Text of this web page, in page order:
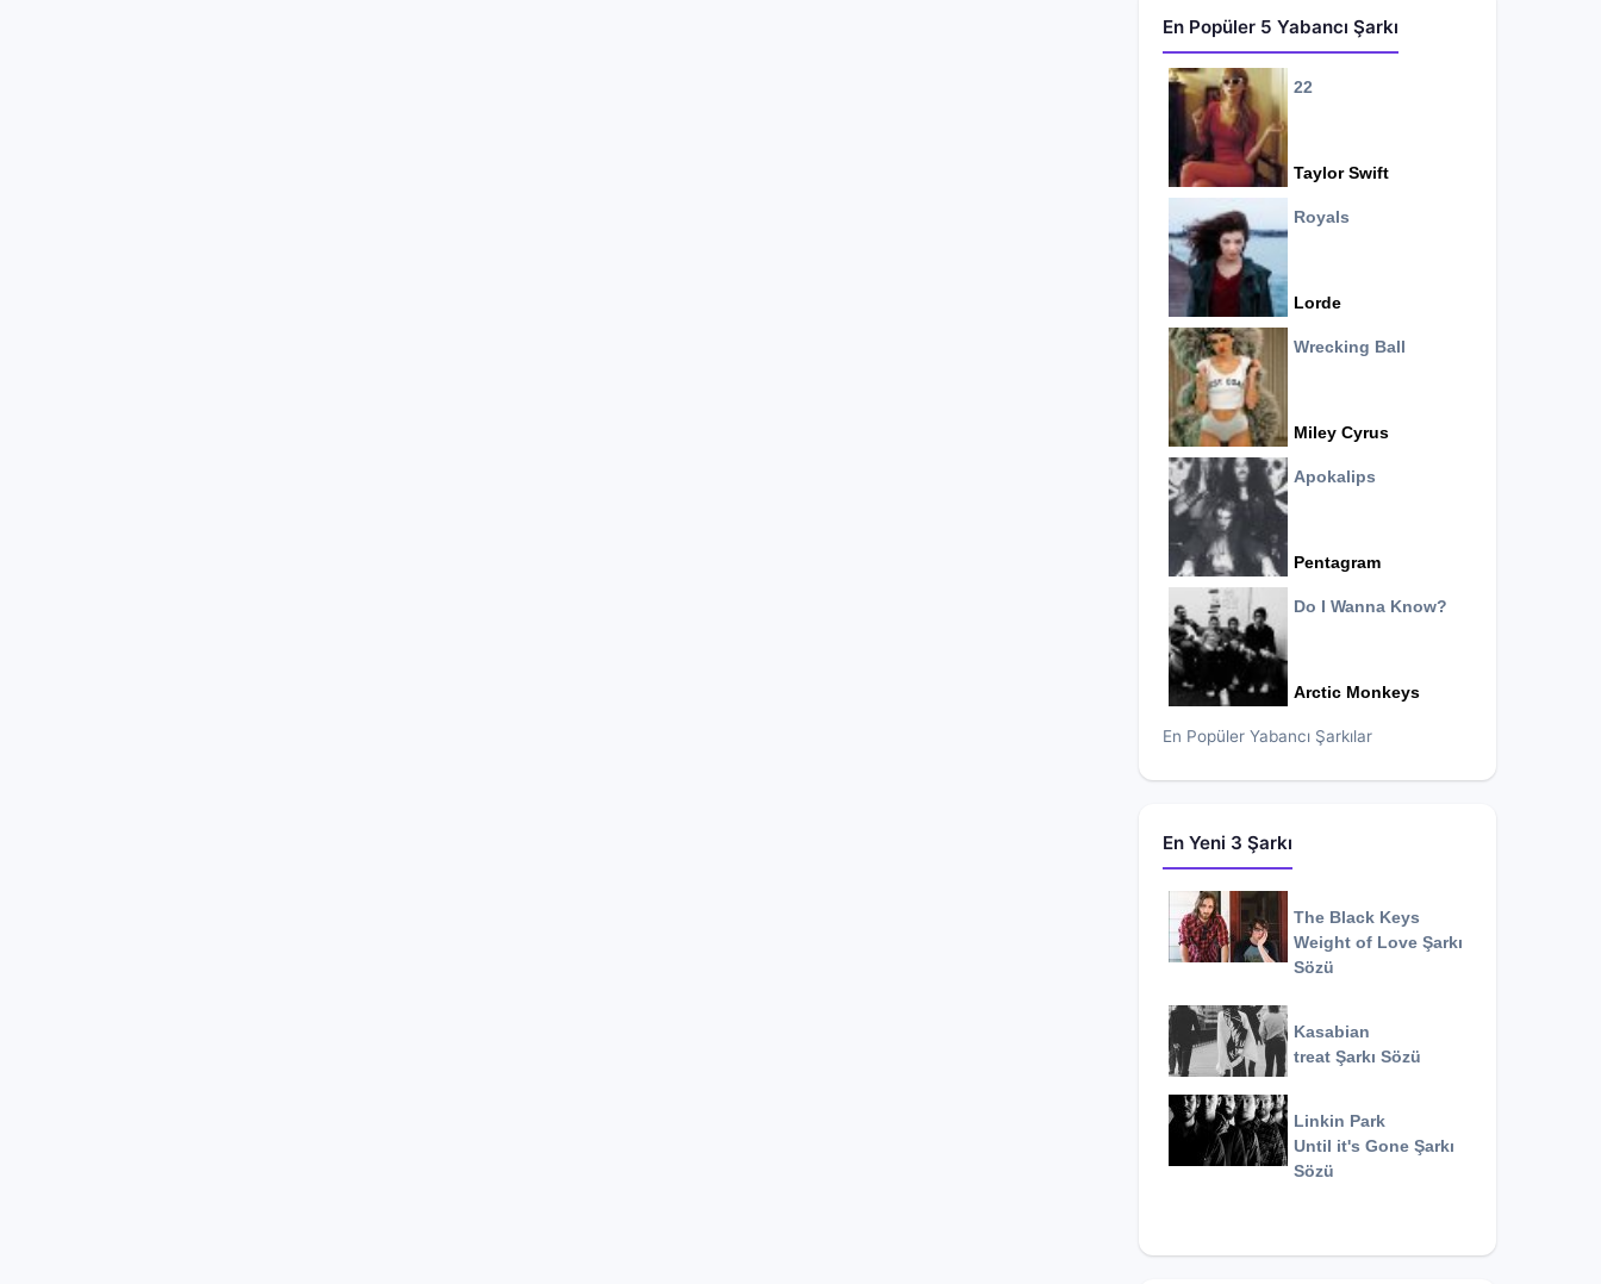
En Popüler 5 Yabancı Şarkı
22
Taylor Swift
Royals
Lorde
Wrecking Ball
Miley Cyrus
Apokalips
Pentagram
Do I Wanna Know?
Arctic Monkeys
En Popüler Yabancı Şarkılar
En Yeni 3 Şarkı
The Black Keys
Weight of Love Şarkı
Sözü
Kasabian
treat Şarkı Sözü
Linkin Park
Until it's Gone Şarkı
Sözü